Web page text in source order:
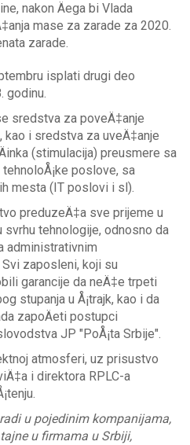
nakon Äega bi Vlada
mase za zarade za 2020.
zarade.
isplati drugi deo
godinu.
sredstva za poveÄ‡anje
kao i sredstva za uveÄ‡anje
(stimulacija) preusmere sa
poslove, sa
mesta (IT poslovi i sl).
preduzeÄ‡a sve prijeme u
tehnologije, odnosno da
administrativnim
zaposleni, koji su
garancije da neÄ‡e trpeti
stupanja u Å¡trajk, kao i da
zapoÄeti postupci
JP "PoÅ¡ta Srbije".
atmosferi, uz prisustvo
i direktora RPLC-a
u pojedinim kompanijama,
u firmama u Srbiji,